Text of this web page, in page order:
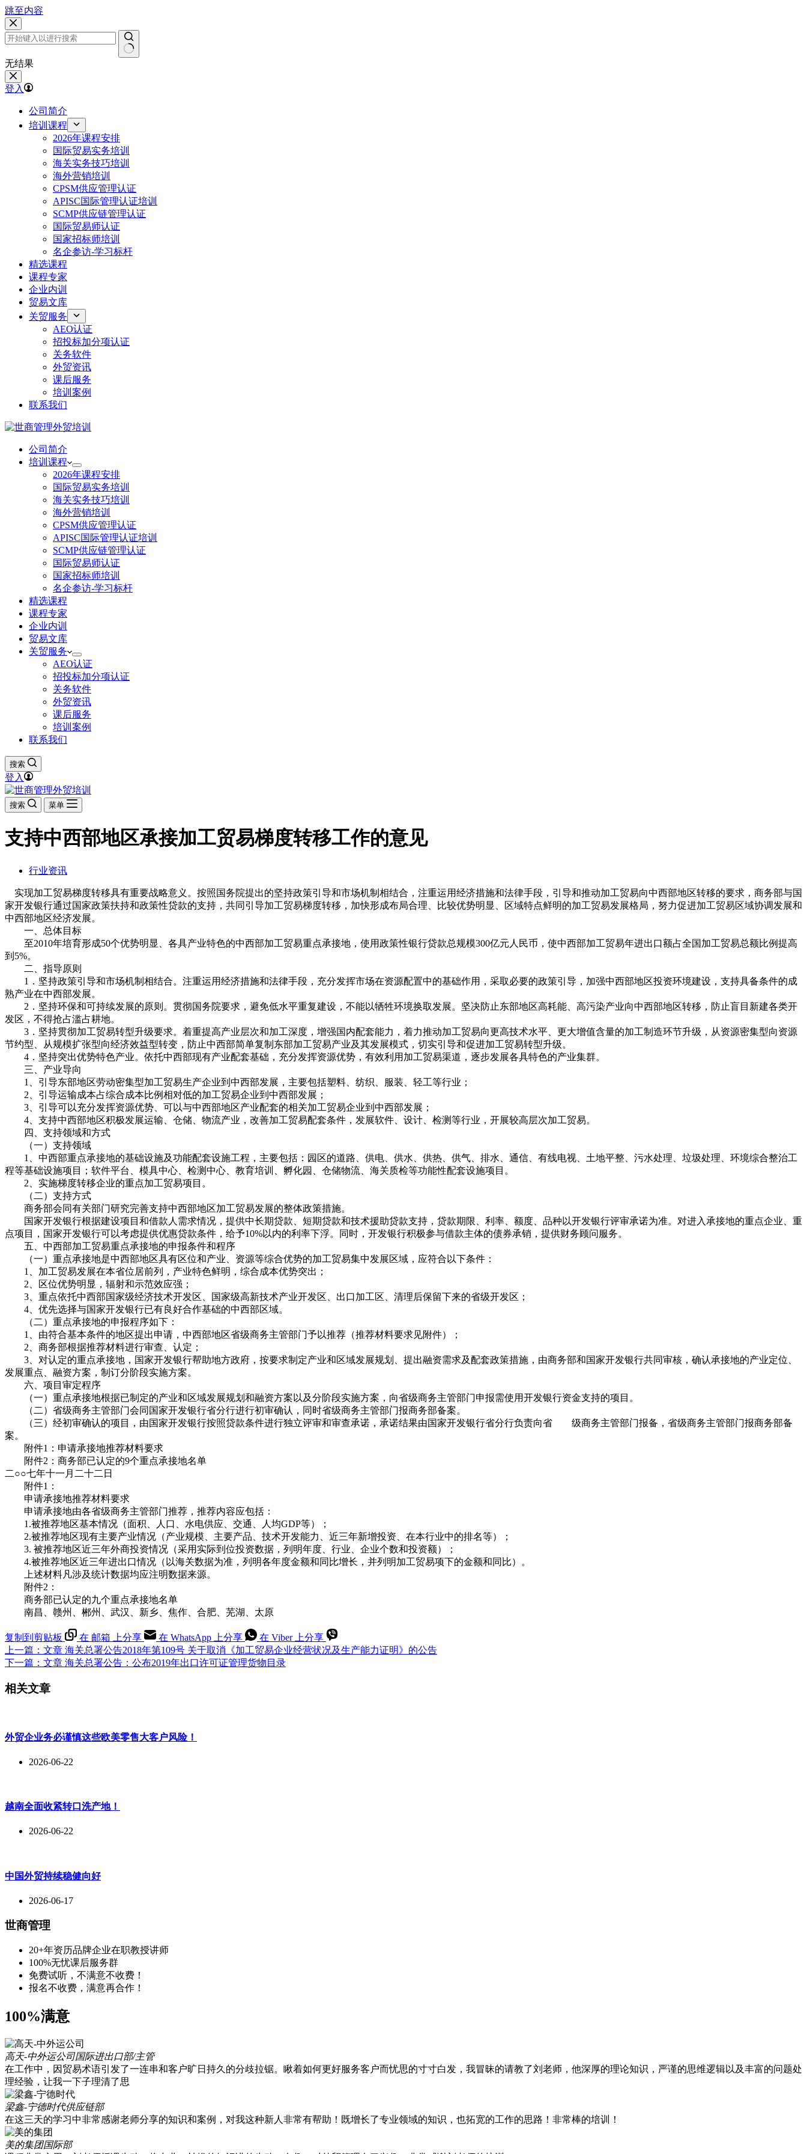
跳至内容
无结果
登入
公司简介
培训课程
2026年课程安排
国际贸易实务培训
海关实务技巧培训
海外营销培训
CPSM供应管理认证
APISC国际管理认证培训
SCMP供应链管理认证
国际贸易师认证
国家招标师培训
名企参访-学习标杆
精选课程
课程专家
企业内训
贸易文库
关贸服务
AEO认证
招投标加分项认证
关务软件
外贸资讯
课后服务
培训案例
联系我们
公司简介
培训课程
2026年课程安排
国际贸易实务培训
海关实务技巧培训
海外营销培训
CPSM供应管理认证
APISC国际管理认证培训
SCMP供应链管理认证
国际贸易师认证
国家招标师培训
名企参访-学习标杆
精选课程
课程专家
企业内训
贸易文库
关贸服务
AEO认证
招投标加分项认证
关务软件
外贸资讯
课后服务
培训案例
联系我们
搜索
登入
搜索 菜单
支持中西部地区承接加工贸易梯度转移工作的意见
行业资讯
实现加工贸易梯度转移具有重要战略意义。按照国务院提出的坚持政策引导和市场机制相结合，注重运用经济措施和法律手段，引导和推动加工贸易向中西部地区转移的要求，商务部与国
家开发银行通过国家政策扶持和政策性贷款的支持，共同引导加工贸易梯度转移，加快形成布局合理、比较优势明显、区域特点鲜明的加工贸易发展格局，努力促进加工贸易区域协调发展和
中西部地区经济发展。
一、总体目标
至2010年培育形成50个优势明显、各具产业特色的中西部加工贸易重点承接地，使用政策性银行贷款总规模300亿元人民币，使中西部加工贸易年进出口额占全国加工贸易总额比例提高
到5%。
二、指导原则
1．坚持政策引导和市场机制相结合。注重运用经济措施和法律手段，充分发挥市场在资源配置中的基础作用，采取必要的政策引导，加强中西部地区投资环境建设，支持具备条件的成
熟产业在中西部发展。
2．坚持环保和可持续发展的原则。贯彻国务院要求，避免低水平重复建设，不能以牺牲环境换取发展。坚决防止东部地区高耗能、高污染产业向中西部地区转移，防止盲目新建各类开
发区，不得抢占滥占耕地。
3．坚持贯彻加工贸易转型升级要求。着重提高产业层次和加工深度，增强国内配套能力，着力推动加工贸易向更高技术水平、更大增值含量的加工制造环节升级，从资源密集型向资源
节约型、从规模扩张型向经济效益型转变，防止中西部简单复制东部加工贸易产业及其发展模式，切实引导和促进加工贸易转型升级。
4．坚持突出优势特色产业。依托中西部现有产业配套基础，充分发挥资源优势，有效利用加工贸易渠道，逐步发展各具特色的产业集群。
三、产业导向
1、引导东部地区劳动密集型加工贸易生产企业到中西部发展，主要包括塑料、纺织、服装、轻工等行业；
2、引导运输成本占综合成本比例相对低的加工贸易企业到中西部发展；
3、引导可以充分发挥资源优势、可以与中西部地区产业配套的相关加工贸易企业到中西部发展；
4、支持中西部地区积极发展运输、仓储、物流产业，改善加工贸易配套条件，发展软件、设计、检测等行业，开展较高层次加工贸易。
四、支持领域和方式
（一）支持领域
1、中西部重点承接地的基础设施及功能配套设施工程，主要包括：园区的道路、供电、供水、供热、供气、排水、通信、有线电视、土地平整、污水处理、垃圾处理、环境综合整治工
程等基础设施项目；软件平台、模具中心、检测中心、教育培训、孵化园、仓储物流、海关质检等功能性配套设施项目。
2、实施梯度转移企业的重点加工贸易项目。
（二）支持方式
商务部会同有关部门研究完善支持中西部地区加工贸易发展的整体政策措施。
国家开发银行根据建设项目和借款人需求情况，提供中长期贷款、短期贷款和技术援助贷款支持，贷款期限、利率、额度、品种以开发银行评审承诺为准。对进入承接地的重点企业、重
点项目，国家开发银行可以考虑提供优惠贷款条件，给予10%以内的利率下浮。同时，开发银行积极参与借款主体的债券承销，提供财务顾问服务。
五、中西部加工贸易重点承接地的申报条件和程序
（一）重点承接地是中西部地区具有区位和产业、资源等综合优势的加工贸易集中发展区域，应符合以下条件：
1、加工贸易发展在本省位居前列，产业特色鲜明，综合成本优势突出；
2、区位优势明显，辐射和示范效应强；
3、重点依托中西部国家级经济技术开发区、国家级高新技术产业开发区、出口加工区、清理后保留下来的省级开发区；
4、优先选择与国家开发银行已有良好合作基础的中西部区域。
（二）重点承接地的申报程序如下：
1、由符合基本条件的地区提出申请，中西部地区省级商务主管部门予以推荐（推荐材料要求见附件）；
2、商务部根据推荐材料进行审查、认定；
3、对认定的重点承接地，国家开发银行帮助地方政府，按要求制定产业和区域发展规划、提出融资需求及配套政策措施，由商务部和国家开发银行共同审核，确认承接地的产业定位、
发展重点、融资方案，制订分阶段实施方案。
六、项目审定程序
（一）重点承接地根据已制定的产业和区域发展规划和融资方案以及分阶段实施方案，向省级商务主管部门申报需使用开发银行资金支持的项目。
（二）省级商务主管部门会同国家开发银行省分行进行初审确认，同时省级商务主管部门报商务部备案。
（三）经初审确认的项目，由国家开发银行按照贷款条件进行独立评审和审查承诺，承诺结果由国家开发银行省分行负责向省 级商务主管部门报备，省级商务主管部门报商务部备
案。
附件1：申请承接地推荐材料要求
附件2：商务部已认定的9个重点承接地名单
二○○七年十一月二十二日
附件1：
申请承接地推荐材料要求
申请承接地由各省级商务主管部门推荐，推荐内容应包括：
1.被推荐地区基本情况（面积、人口、水电供应、交通、人均GDP等）；
2.被推荐地区现有主要产业情况（产业规模、主要产品、技术开发能力、近三年新增投资、在本行业中的排名等）；
3. 被推荐地区近三年外商投资情况（采用实际到位投资数据，列明年度、行业、企业个数和投资额）；
4.被推荐地区近三年进出口情况（以海关数据为准，列明各年度金额和同比增长，并列明加工贸易项下的金额和同比）。
上述材料凡涉及统计数据均应注明数据来源。
附件2：
商务部已认定的九个重点承接地名单
南昌、赣州、郴州、武汉、新乡、焦作、合肥、芜湖、太原
复制到剪贴板 在 邮箱 上分享 在 WhatsApp 上分享
在 Viber 上分享
上一篇： 文章 海关总署公告2018年第109号 关于取消《加工贸易企业经营状况及生产能力证明》的公告
下一篇： 文章 海关总署公告：公布2019年出口许可证管理货物目录
相关文章
外贸企业务必谨慎这些欧美零售大客户风险！
2026-06-22
越南全面收紧转口洗产地！
2026-06-22
中国外贸持续稳健向好
2026-06-17
世商管理
20+年资历品牌企业在职教授讲师
100%无忧课后服务群
免费试听，不满意不收费！
报名不收费，满意再合作！
100%满意
高天-中外运公司国际进出口部/主管
在工作中，因贸易术语引发了一连串和客户旷日持久的分歧拉锯。瞅着如何更好服务客户而忧思的寸寸白发，我冒昧的请教了刘老师，他深厚的理论知识，严谨的思维逻辑以及丰富的问题处
理经验，让我一下子理清了思
梁鑫-宁德时代供应链部
在这三天的学习中非常感谢老师分享的知识和案例，对我这种新人非常有帮助！既增长了专业领域的知识，也拓宽的工作的思路！非常棒的培训！
美的集团国际部